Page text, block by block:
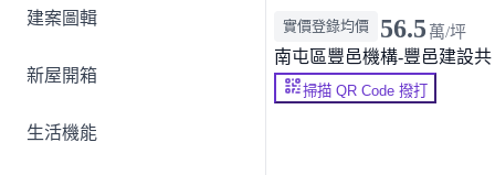
建案圖輯
新屋開箱
生活機能
實價登錄均價 56.5 萬/坪
南屯區豐邑機構-豐邑建設共
掃描 QR Code 撥打